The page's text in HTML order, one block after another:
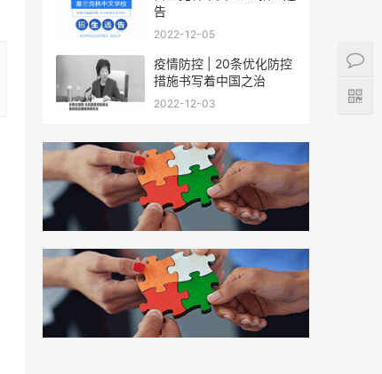
告
2022-12-05
疫情防控 | 20条优化防控
措施书写着中国之治
2022-12-03